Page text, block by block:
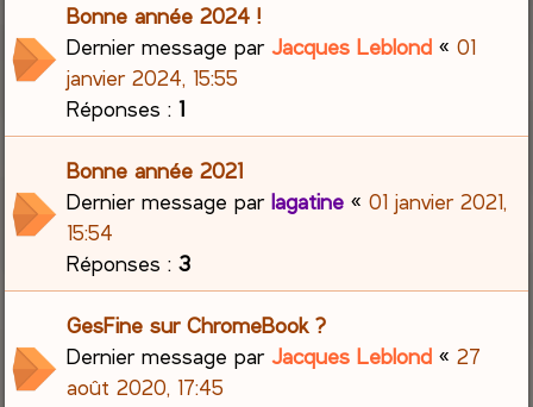
Bonne année 2024 !
Dernier message parJacques Leblond «01
janvier 2024, 15:55
Réponses :1
Bonne année 2021
Dernier message parlagatine «01 janvier 2021,
15:54
Réponses :3
GesFine sur ChromeBook ?
Dernier message parJacques Leblond «27
août 2020, 17:45